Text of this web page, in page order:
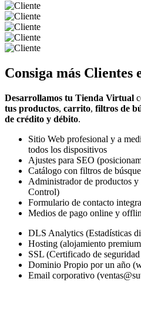
Consiga más Clientes
Desarrollamos tu Tienda Virtual
tus productos, carrito, filtros de
de crédito y débito.
Sitio Web profesional y a
todos los dispositivos
Ajustes para SEO
Catálogo con filtros de
Administrador de productos
Control)
Formulario de contacto
Medios de pago online y
DLS Analytics (Estadísticas
Hosting (alojamiento
SSL (Certificado de
Dominio Propio por un año
Email corporativo